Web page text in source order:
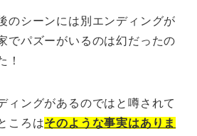
のシーンには別エンディングが
でパズーがいるのは幻だったの
！
ィングがあるのではと噂されて
ころはそのような事実はありま